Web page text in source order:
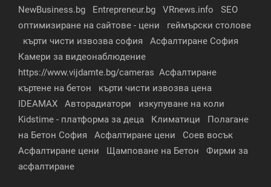
NewBusiness.bg
Entrepreneur.bg VRnews.info
SEO
оптимизиране на сайтове - цени
геймърски столове
кърти чисти извозва софия
Асфалтиране София
Камери за видеонаблюдение
https://www.vijdamte.bg/cameras Асфалтиране
къртене на бетон
кърти чисти извозва цена
IDEAMAX
Авторадиатори
изкупуване на коли
Kidstime - платформа за деца
Климатици
Полагане
на Бетон София
Асфалтиране цени
Соев восък
Асфалтиране цени
Щамповане на Бетон
Фирми за
асфалтиране